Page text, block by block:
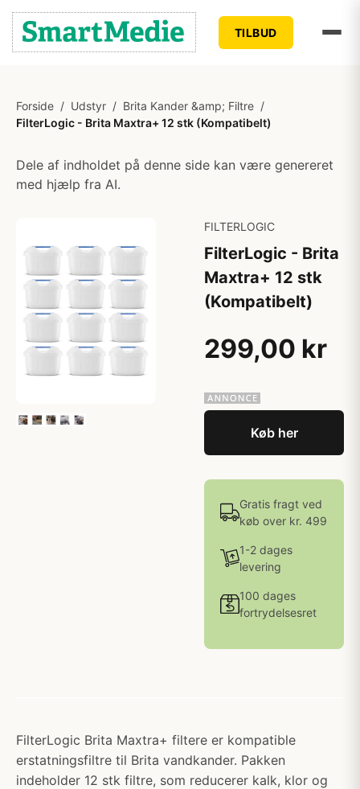
TILBUD
Forside / Udstyr / Brita Kander &amp; Filtre /
FilterLogic - Brita Maxtra+ 12 stk (Kompatibelt)
Dele af indholdet på denne side kan være genereret
med hjælp fra AI.
FILTERLOGIC
FilterLogic - Brita
Maxtra+ 12 stk
(Kompatibelt)
299,00 kr
Køb her
Gratis fragt ved
køb over kr. 499
1-2 dages
levering
100 dages
fortrydelsesret
FilterLogic Brita Maxtra+ filtere er kompatible
erstatningsfiltre til Brita vandkander. Pakken
indeholder 12 stk filtre, som reducerer kalk, klor og